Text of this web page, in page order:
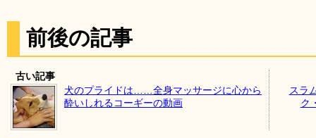
前後の記事
古い記事
犬のプライドは……全身マッサージに心から
酔いしれるコーギーの動画
スラ
ク